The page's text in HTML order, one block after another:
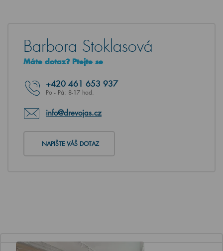
Barbora Stoklasová
Máte dotaz? Ptejte se
+420 461 653 937
Po - Pá: 8-17 hod.
info@drevojas.cz
NAPIŠTE VÁŠ DOTAZ